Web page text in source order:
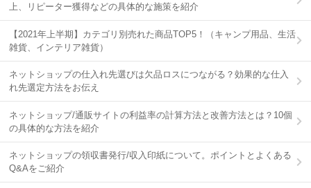
上、リピーター獲得などの具体的な施策を紹介
【2021年上半期】カテゴリ別売れた商品TOP5！（キャンプ用品、生活
雑貨、インテリア雑貨）
ネットショップの仕入れ先選びは欠品ロスにつながる？効果的な仕入
れ先選定方法をお伝え
ネットショップ/通販サイトの利益率の計算方法と改善方法とは？10個
の具体的な方法を紹介
ネットショップの領収書発行/収入印紙について。ポイントとよくある
Q&Aをご紹介